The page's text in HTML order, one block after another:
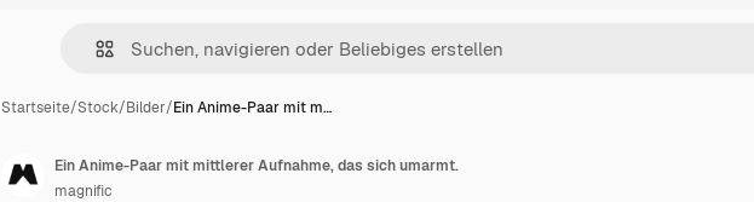
Startseite/Stock/Bilder/Ein Anime-Paar mit m…
Ein Anime-Paar mit mittlerer Aufnahme, das sich umarmt.
magnific